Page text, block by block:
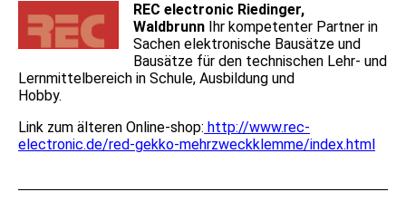
REC electronic Riedinger,
Waldbrunn Ihr kompetenter Partner in
Sachen elektronische Bausätze und
Bausätze für den technischen Lehr- und
Lernmittelbereich in Schule, Ausbildung und
Hobby.
Link zum älteren Online-shop: http://www.rec-
electronic.de/red-gekko-mehrzweckklemme/index.html